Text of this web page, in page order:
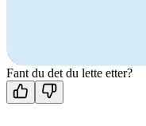
Kontakt oss
Fant du det du lette etter?